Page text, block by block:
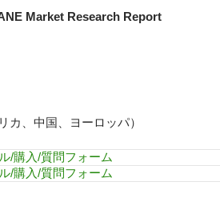
Market Research Report
、中国、ヨーロッパ）
/購入/質問フォーム
/購入/質問フォーム